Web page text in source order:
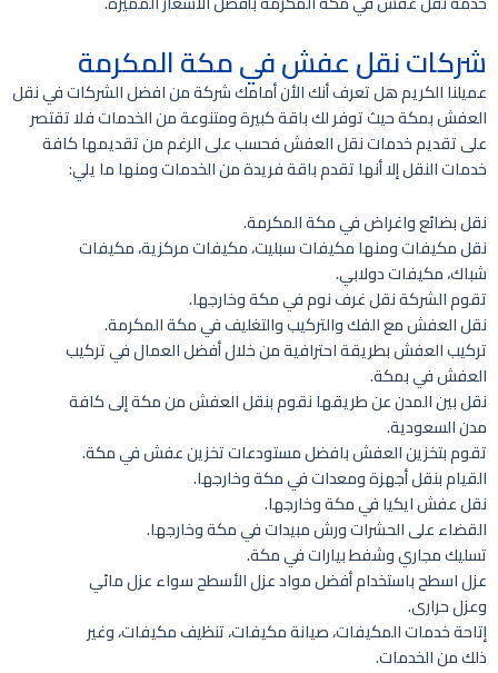
شركات نقل عفش في مكة المكرمة
عميلنا الكريم هل تعرف أنك الأن أمامك شركة من افضل الشركات في نقل
العفش بمكة حيث توفر لك باقة كبيرة ومتنوعة من الخدمات فلا تقتصر
على تقديم خدمات نقل العفش فحسب على الرغم من تقديمها كافة
خدمات النقل إلا أنها تقدم باقة فريدة من الخدمات ومنها ما يلي:
نقل بضائع واغراض في مكة المكرمة.
نقل مكيفات ومنها مكيفات سبليت، مكيفات مركزية، مكيفات
شباك، مكيفات دولابي.
تقوم الشركة نقل غرف نوم في مكة وخارجها.
نقل العفش مع الفك والتركيب والتغليف في مكة المكرمة.
تركيب العفش بطريقة احترافية من خلال أفضل العمال في تركيب
العفش في بمكة.
نقل بين المدن عن طريقها نقوم بنقل العفش من مكة إلى كافة
مدن السعودية.
تقوم بتخزين العفش بافضل مستودعات تخزين عفش في مكة.
القيام بنقل أجهزة ومعدات في مكة وخارجها.
نقل عفش ايكيا في مكة وخارجها.
القضاء على الحشرات ورش مبيدات في مكة وخارجها.
تسليك مجاري وشفط بيارات في مكة.
عزل اسطح باستخدام أفضل مواد عزل الأسطح سواء عزل مائي
وعزل حرارى.
إتاحة خدمات المكيفات، صيانة مكيفات، تنظيف مكيفات، وغير
ذلك من الخدمات.